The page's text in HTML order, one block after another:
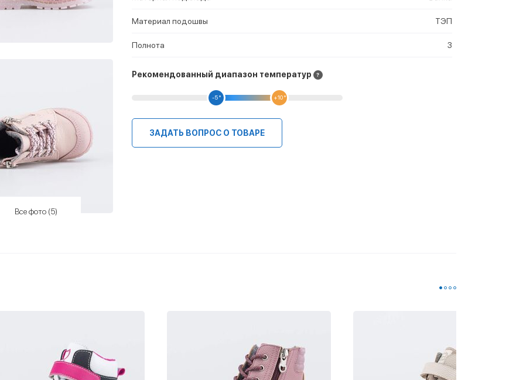
Все фото (5)
Материал подошвы ТЭП
Полнота 3
Рекомендованный диапазон температур
-5 ° +10 °
ЗАДАТЬ ВОПРОС О ТОВАРЕ